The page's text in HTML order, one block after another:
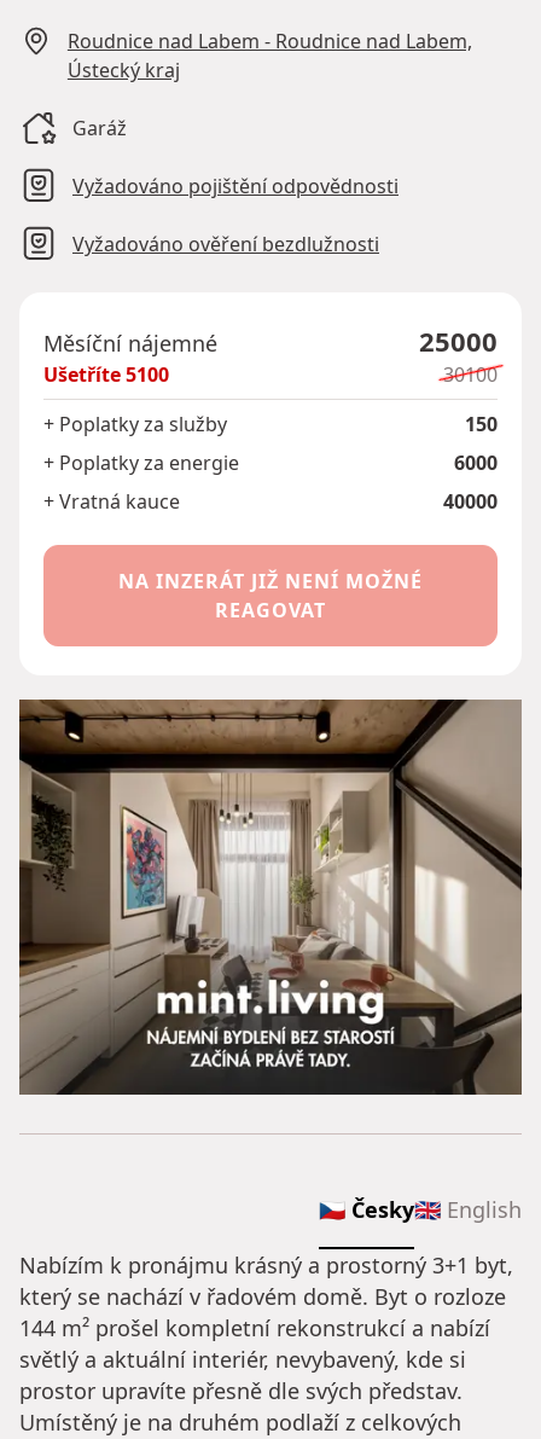
Roudnice nad Labem - Roudnice nad Labem,
Ústecký kraj
Garáž
Vyžadováno pojištění odpovědnosti
Vyžadováno ověření bezdlužnosti
Měsíční nájemné 25000
Ušetříte5100
30100
+ Poplatky za služby
150
+ Poplatky za energie
6000
+ Vratná kauce
40000
NA INZERÁT JIŽ NENÍ MOŽNÉ
REAGOVAT
🇨🇿 Česky🇬🇧 English
Nabízím k pronájmu krásný a prostorný 3+1 byt,
který se nachází v řadovém domě. Byt o rozloze
144 m² prošel kompletní rekonstrukcí a nabízí
světlý a aktuální interiér, nevybavený, kde si
prostor upravíte přesně dle svých představ.
Umístěný je na druhém podlaží z celkových